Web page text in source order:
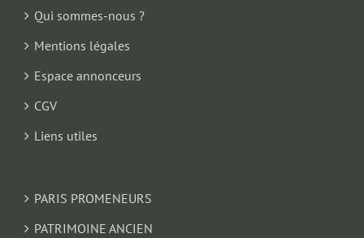
Qui sommes-nous ?
Mentions légales
Espace annonceurs
CGV
Liens utiles
PARIS PROMENEURS
PATRIMOINE ANCIEN